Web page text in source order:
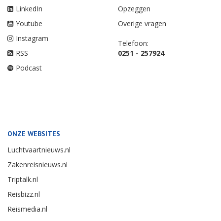
LinkedIn
Youtube
Instagram
RSS
Podcast
Opzeggen
Overige vragen
Telefoon:
0251 - 257924
ONZE WEBSITES
Luchtvaartnieuws.nl
Zakenreisnieuws.nl
Triptalk.nl
Reisbizz.nl
Reismedia.nl